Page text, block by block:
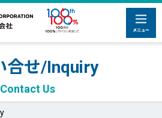
合せ/Inquiry
Contact Us